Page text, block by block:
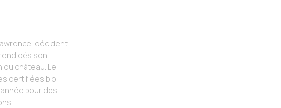
décident
dès son
château. Le
certifiées bio
pour des